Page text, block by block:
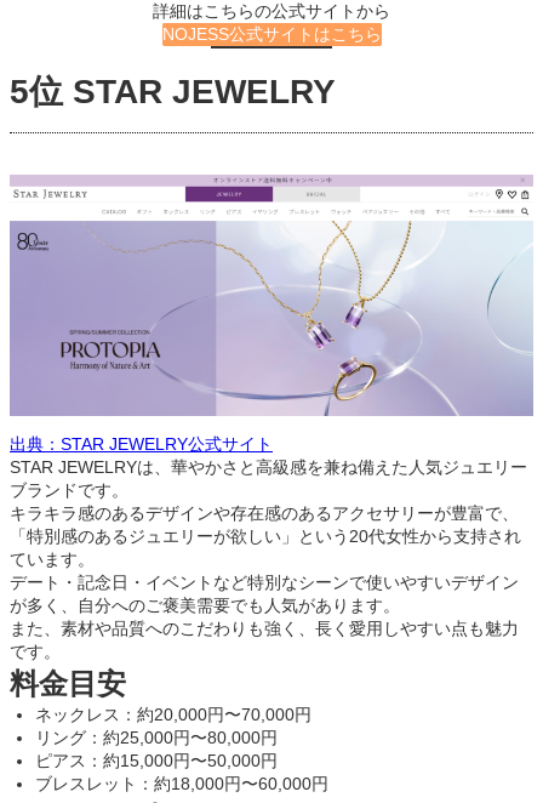
詳細はこちらの公式サイトから
NOJESS公式サイトはこちら
5位 STAR JEWELRY
出典：STAR JEWELRY公式サイト
STAR JEWELRYは、華やかさと高級感を兼ね備えた人気ジュエリー
ブランドです。
キラキラ感のあるデザインや存在感のあるアクセサリーが豊富で、
「特別感のあるジュエリーが欲しい」という20代女性から支持され
ています。
デート・記念日・イベントなど特別なシーンで使いやすいデザイン
が多く、自分へのご褒美需要でも人気があります。
また、素材や品質へのこだわりも強く、長く愛用しやすい点も魅力
です。
料金目安
ネックレス：約20,000円〜70,000円
リング：約25,000円〜80,000円
ピアス：約15,000円〜50,000円
ブレスレット：約18,000円〜60,000円